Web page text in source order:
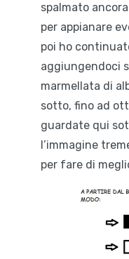
spalmato
per appianare
poi ho
aggiungendoci
marmellata di
sotto, fino ad
guardate qui
l’immagine
per fare di